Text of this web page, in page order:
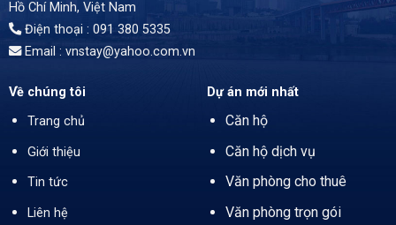
Hồ Chí Minh, Việt Nam
Điện thoại : 091 380 5335
Email : vnstay@yahoo.com.vn
Về chúng tôi
Trang chủ
Giới thiệu
Tin tức
Liên hệ
Dự án mới nhất
Căn hộ
Căn hộ dịch vụ
Văn phòng cho thuê
Văn phòng trọn gói